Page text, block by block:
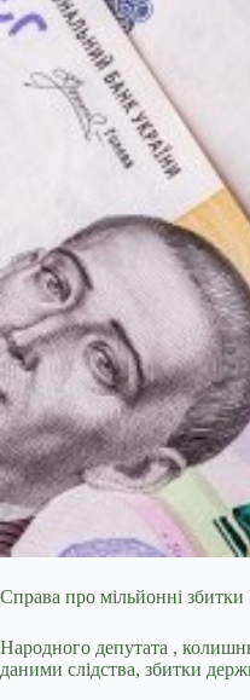
Справа про мільйонні збитки
Народного депутата ,
даними слідства, збитки